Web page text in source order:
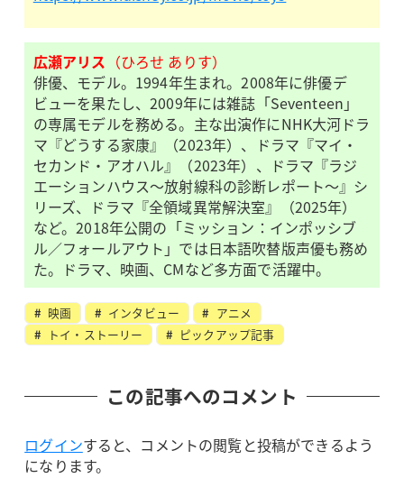
広瀬アリス （ひろせ ありす）
俳優、モデル。1994年生まれ。2008年に俳優デ
ビューを果たし、2009年には雑誌「Seventeen」
の専属モデルを務める。主な出演作にNHK大河ドラ
マ『どうする家康』（2023年）、ドラマ『マイ・
セカンド・アオハル』（2023年）、ドラマ『ラジ
エーションハウス～放射線科の診断レポート～』シ
リーズ、ドラマ『全領域異常解決室』（2025年）
など。2018年公開の「ミッション：インポッシブ
ル／フォールアウト」では日本語吹替版声優も務め
た。ドラマ、映画、CMなど多方面で活躍中。
映画 インタビュー
アニメ
トイ・ストーリー
ピックアップ記事
この記事へのコメント
ログインすると、コメントの閲覧と投稿ができるよう
になります。